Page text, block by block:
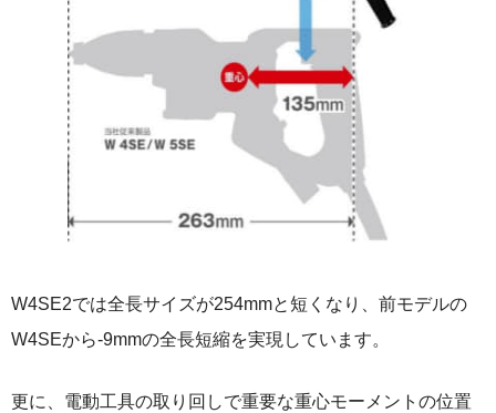
W4SE2では全長サイズが254mmと短くなり、前モデルの
W4SEから-9mmの全長短縮を実現しています。
更に、電動工具の取り回しで重要な重心モーメントの位置